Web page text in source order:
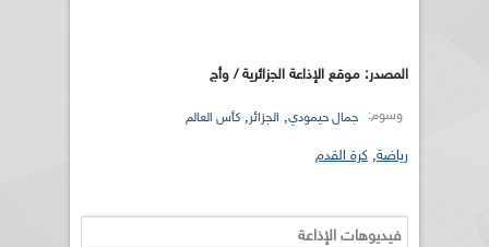
المصدر: موقع الإذاعة الجزائرية / وأج
وسوم: جمال حيمودي, الجزائر, كأس العالم
رياضة, كرة القدم
فيديوهات الإذاعة